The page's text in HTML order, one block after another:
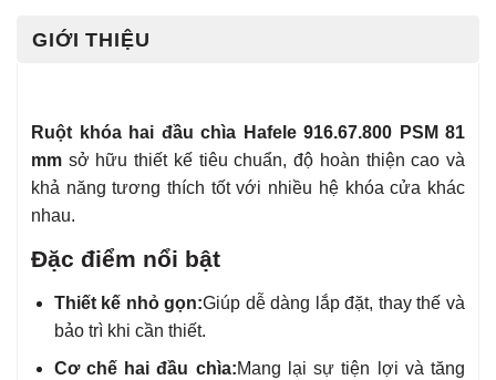
GIỚI THIỆU
Ruột khóa hai đầu chìa Hafele 916.67.800 PSM 81
mm sở hữu thiết kế tiêu chuẩn, độ hoàn thiện cao và
khả năng tương thích tốt với nhiều hệ khóa cửa khác
nhau.
Đặc điểm nổi bật
Thiết kế nhỏ gọn:Giúp dễ dàng lắp đặt, thay thế và
bảo trì khi cần thiết.
Cơ chế hai đầu chìa:Mang lại sự tiện lợi và tăng